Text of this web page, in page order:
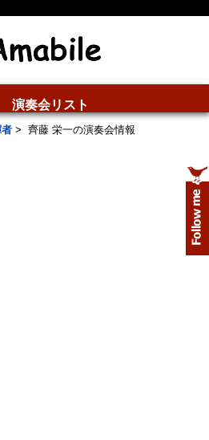
演奏会リスト
> 齊藤 栄一の演奏会情報